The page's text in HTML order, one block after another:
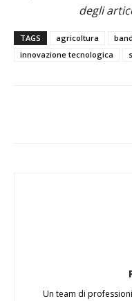
degli
TAGS agricoltura
innovazione tecnologica
Un team di